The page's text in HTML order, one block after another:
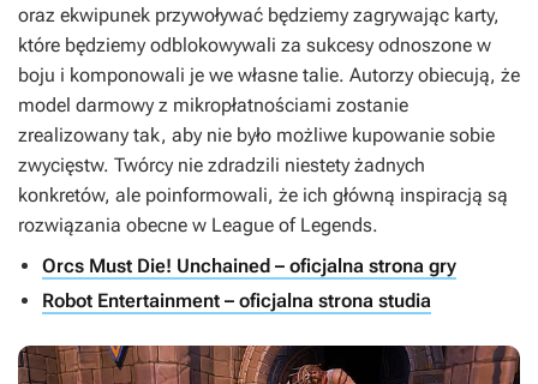
oraz ekwipunek przywoływać będziemy zagrywając karty,
które będziemy odblokowywali za sukcesy odnoszone w
boju i komponowali je we własne talie. Autorzy obiecują, że
model darmowy z mikropłatnościami zostanie
zrealizowany tak, aby nie było możliwe kupowanie sobie
zwycięstw. Twórcy nie zdradzili niestety żadnych
konkretów, ale poinformowali, że ich główną inspiracją są
rozwiązania obecne w League of Legends.
Orcs Must Die! Unchained – oficjalna strona gry
Robot Entertainment – oficjalna strona studia